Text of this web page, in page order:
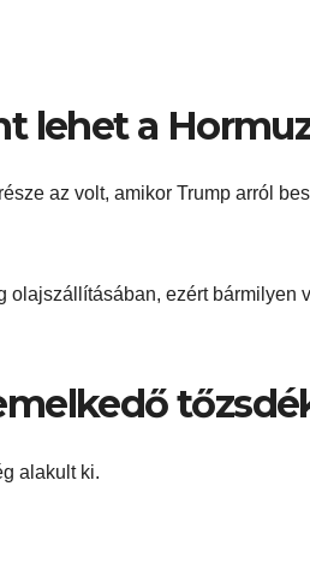
lehet a
az volt, amikor Trump arról
olajszállításában, ezért bármilyen
alakult ki.